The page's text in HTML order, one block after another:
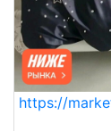
https://